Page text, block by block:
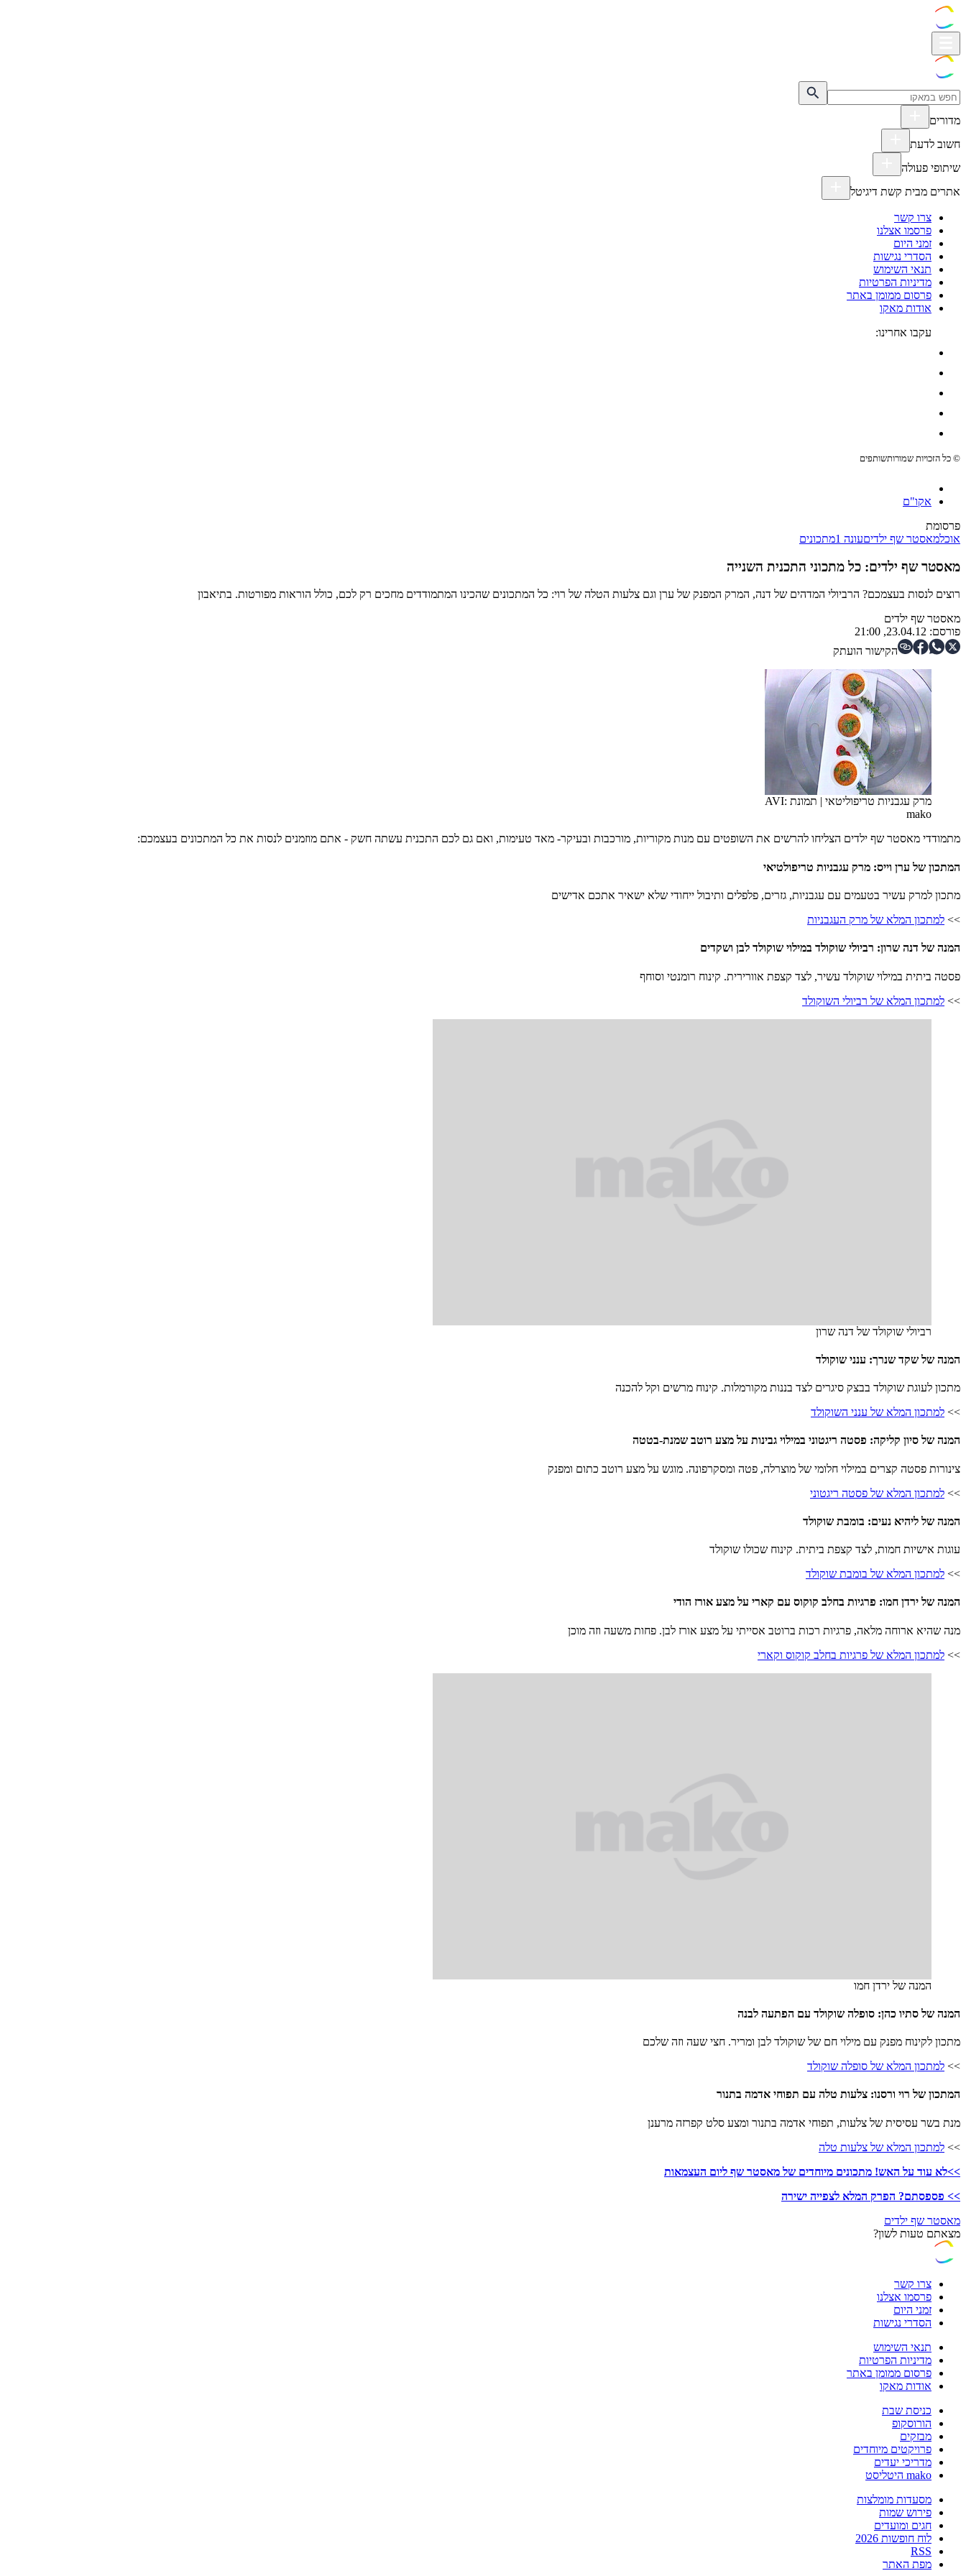
מדורים
חשוב לדעת
שיתופי פעולה
אתרים מבית קשת דיגיטל
צרו קשר
פרסמו אצלנו
זמני היום
הסדרי נגישות
תנאי השימוש
מדיניות הפרטיות
פרסום ממומן באתר
אודות מאקו
עקבו אחרינו:
© כל הזכויות שמורותשותפים
אקו"ם
פרסומת
אוכלמאסטר שף ילדיםעונה 1 מתכונים
מאסטר שף ילדים: כל מתכוני התכנית השנייה
רוצים לנסות בעצמכם? הרביולי המדהים של דנה, המרק המפנק של ערן וגם צלעות הטלה של רוי: כל המתכונים שהכינו המתמודדים מחכים רק לכם, כולל הוראות מפורטות. בתיאבון
מאסטר שף ילדים
פורסם: 23.04.12, 21:00
הקישור הועתק
מרק עגבניות טריפוליטאי |
תמונת AVI:
mako
מתמודדי מאסטר שף ילדים הצליחו להרשים את השופטים עם מנות מקוריות, מורכבות ובעיקר- מאד טעימות, ואם גם לכם התכנית עשתה חשק - אתם מוזמנים לנסות את כל המתכונים בעצמכם:
המתכון של ערן וייס: מרק עגבניות טריפולטיאי
מתכון למרק עשיר בטעמים עם עגבניות, גזרים, פלפלים ותיבול ייחודי שלא ישאיר אתכם אדישים
>> למתכון המלא של מרק העגבניות
המנה של דנה שרון: רביולי שוקולד במילוי שוקולד לבן ושקדים
פסטה ביתית במילוי שוקולד עשיר, לצד קצפת אוורירית. קינוח רומנטי וסוחף
>> למתכון המלא של רביולי השוקולד
רביולי שוקולד של דנה שרון
המנה של שקד שנרך: ענני שוקולד
מתכון לעוגת שוקולד בבצק סיגרים לצד בננות מקורמלות. קינוח מרשים וקל להכנה
>> למתכון המלא של ענני השוקולד
המנה של סיון קליקה: פסטה ריגטוני במילוי גבינות על מצע רוטב שמנת-בטטה
צינורות פסטה קצרים במילוי חלומי של מוצרלה, פטה ומסקרפונה. מוגש על מצע רוטב כתום ומפנק
>> למתכון המלא של פסטה ריגטוני
המנה של ליהיא נעים: בומבת שוקולד
עוגות אישיות חמות, לצד קצפת ביתית. קינוח שכולו שוקולד
>> למתכון המלא של בומבת שוקולד
המנה של ירדן חמו: פרגיות בחלב קוקוס עם קארי על מצע אורז הודי
מנה שהיא ארוחה מלאה, פרגיות רכות ברוטב אסייתי על מצע אורז לבן. פחות משעה וזה מוכן
>> למתכון המלא של פרגיות בחלב קוקוס וקארי
המנה של ירדן חמו
המנה של סתיו כהן: סופלה שוקולד עם הפתעה לבנה
מתכון לקינוח מפנק עם מילוי חם של שוקולד לבן ומריר. חצי שעה וזה שלכם
>> למתכון המלא של סופלה שוקולד
המתכון של רוי ורסנו: צלעות טלה עם תפוחי אדמה בתנור
מנת בשר עסיסית של צלעות, תפוחי אדמה בתנור ומצע סלט קפרזה מרענן
>> למתכון המלא של צלעות טלה
>>לא עוד על האש! מתכונים מיוחדים של מאסטר שף ליום העצמאות
>> פספסתם? הפרק המלא לצפייה ישירה
מאסטר שף ילדים
מצאתם טעות לשון?
צרו קשר
פרסמו אצלנו
זמני היום
הסדרי נגישות
תנאי השימוש
מדיניות הפרטיות
פרסום ממומן באתר
אודות מאקו
כניסת שבת
הורוסקופ
מבזקים
פרויקטים מיוחדים
מדריכי יעדים
mako היטליסט
מסעדות מומלצות
פירוש שמות
חגים ומועדים
לוח חופשות 2026
RSS
מפת האתר